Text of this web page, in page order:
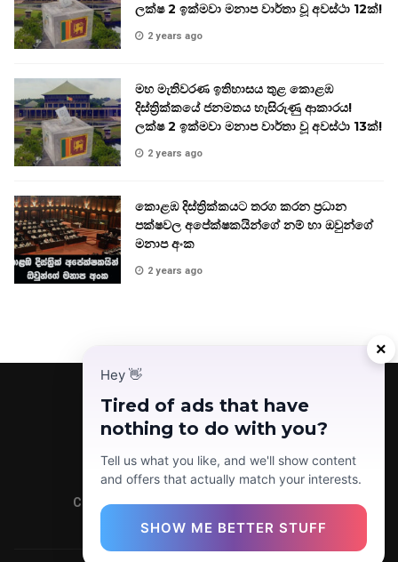
×
Hey 👋
Tired of ads that have
nothing to do with you?
Tell us what you like, and we'll show content
and offers that actually match your interests.
SHOW ME BETTER STUFF
ලක්ෂ 2 ඉක්මවා මනාප වාර්තා වූ අවස්ථා 12ක්!
2 years ago
මහ මැතිවරණ ඉතිහාසය තුළ කොළඹ
දිස්ත්‍රික්කයේ ජනමතය හැසිරුණු ආකාරය!
ලක්ෂ 2 ඉක්මවා මනාප වාර්තා වූ අවස්ථා 13ක්!
2 years ago
කොළඹ දිස්ත්‍රික්කයට තරග කරන ප්‍රධාන
පක්ෂවල අපේක්ෂකයින්ගේ නම් හා ඔවුන්ගේ
මනාප අංක
2 years ago
Facebook
Telegram
Instagram
YouTube
Copyright © 2022 Today News LK (Pvt) Ltd.